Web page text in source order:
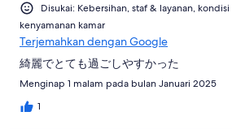
Disukai: Kebersihan, staf & layanan,
kenyamanan kamar
Terjemahkan dengan Google
綺麗でとても過ごしやすかった
Menginap 1 malam pada bulan Januari 2025
1